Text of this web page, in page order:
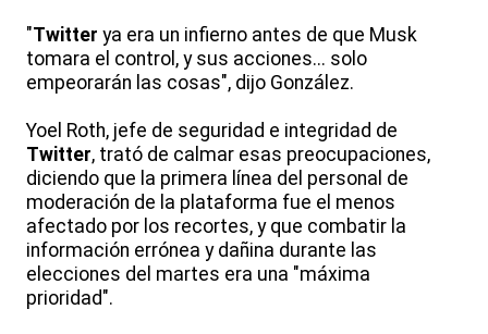
"Twitter ya era un infierno antes de que Musk
tomara el control, y sus acciones... solo
empeorarán las cosas", dijo González.
Yoel Roth, jefe de seguridad e integridad de
Twitter, trató de calmar esas preocupaciones,
diciendo que la primera línea del personal de
moderación de la plataforma fue el menos
afectado por los recortes, y que combatir la
información errónea y dañina durante las
elecciones del martes era una "máxima
prioridad".